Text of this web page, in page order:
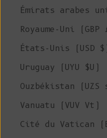
Royaume-Uni (GBP
États-Unis (USD $)
Uruguay (UYU $U)
Ouzbékistan (UZS
Vanuatu (VUV Vt)
Cité du Vatican